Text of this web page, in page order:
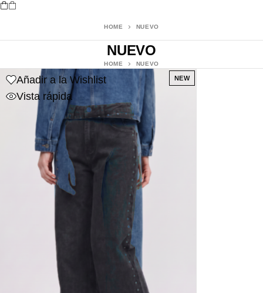
HOME NUEVO
NUEVO
HOME NUEVO
NEW
Añadir a la Wishlist
Vista rápida